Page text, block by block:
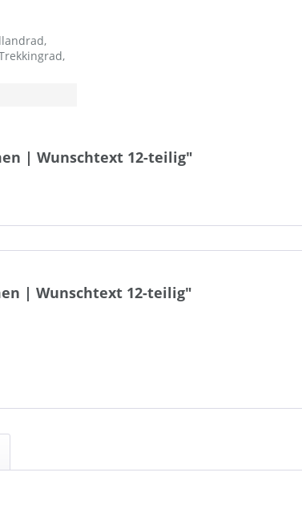
| Wunschtext 12-teilig"
| Wunschtext 12-teilig"